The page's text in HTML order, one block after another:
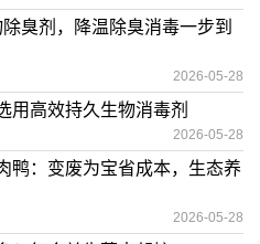
臭剂，降温除臭消毒一步到
2026-05-28
用高效持久生物消毒剂
2026-05-28
鸭：变废为宝省成本，生态养
2026-05-28